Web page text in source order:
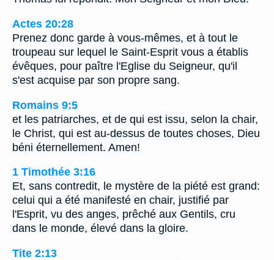
Actes 20:28
Prenez donc garde à vous-mêmes, et à tout le
troupeau sur lequel le Saint-Esprit vous a établis
évêques, pour paître l'Eglise du Seigneur, qu'il
s'est acquise par son propre sang.
Romains 9:5
et les patriarches, et de qui est issu, selon la chair,
le Christ, qui est au-dessus de toutes choses, Dieu
béni éternellement. Amen!
1 Timothée 3:16
Et, sans contredit, le mystère de la piété est grand:
celui qui a été manifesté en chair, justifié par
l'Esprit, vu des anges, prêché aux Gentils, cru
dans le monde, élevé dans la gloire.
Tite 2:13